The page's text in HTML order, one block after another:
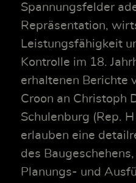
Spannungsfelder
Repräsentation,
Leistungsfähigkeit
Kontrolle im 18.
erhaltenen Berichte
Croon an Christoph
Schulenburg (Rep.
erlauben eine
des
Planungs- und